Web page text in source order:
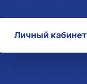
Личный кабинет